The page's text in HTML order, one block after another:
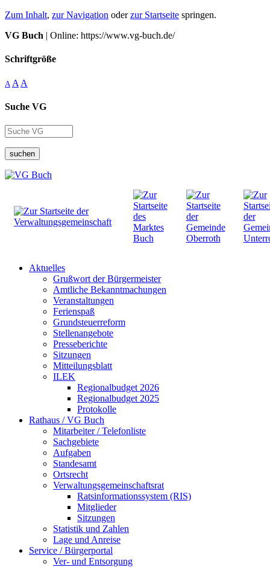
Zum Inhalt, zur Navigation oderzur Startseite springen.
VG Buch | Online: https://www.vg-buch.de/
Schriftgröße
A A A
Suche VG
suchen
Aktuelles
Grußwort der Bürgermeister
Amtliche Bekanntmachungen
Veranstaltungen
Ferienspaß
Grundsteuerreform
Stellenangebote
Presseberichte
Sitzungen
Mitteilungsblatt
ILEK
Regionalbudget 2026
Regionalbudget 2025
Protokolle
Rathaus / VG Buch
Mitarbeiter / Telefonliste
Sachgebiete
Aufgaben
Standesamt
Ortsrecht
Verwaltungsgemeinschaftsrat
Ratsinformationssystem (RIS)
Mitglieder
Sitzungen
Statistik und Zahlen
Lage und Anreise
Service / Bürgerportal
Ver- und Entsorgung